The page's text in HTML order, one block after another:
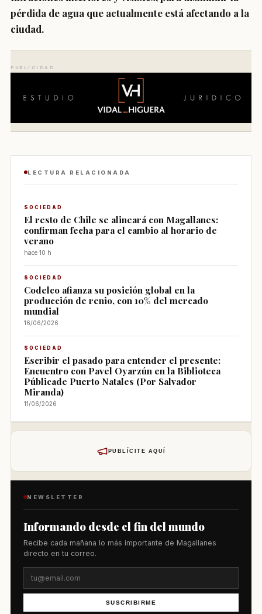
pérdida de agua que actualmente está afectando a la
ciudad.
PUBLICIDAD
LECTURA RELACIONADA
SOCIEDAD
El resto de Chile se alineará con Magallanes:
confirman fecha para el cambio al horario de
verano
hace 10 h
SOCIEDAD
Codelco afianza su posición global en la
producción de renio, con 10% del mercado
mundial
16/06/2026
SOCIEDAD
Escribir el pasado para entender el presente:
Encuentro con Pavel Oyarzún en la Biblioteca
Públicade Puerto Natales (Por Salvador
Miranda)
11/06/2026
PUBLÍCITE AQUÍ
NEWSLETTER
Informando desde el fin del mundo
Recibe cada mañana lo más importante de Magallanes
directo en tu correo.
SUSCRIBIRME